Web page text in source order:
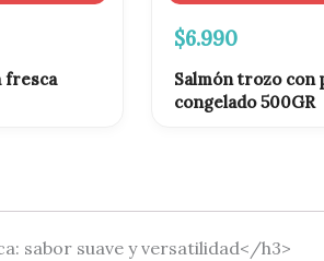
fresca
$6.990
Salmón trozo con
congelado 500GR
sabor suave y versatilidad</h3>